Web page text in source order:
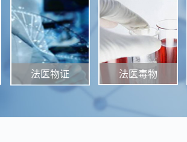
法医物证 法医毒物